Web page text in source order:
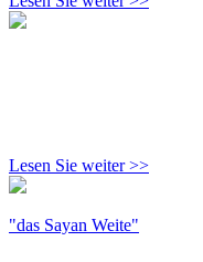
Lesen Sie weiter >>
"das Sayan Weite"